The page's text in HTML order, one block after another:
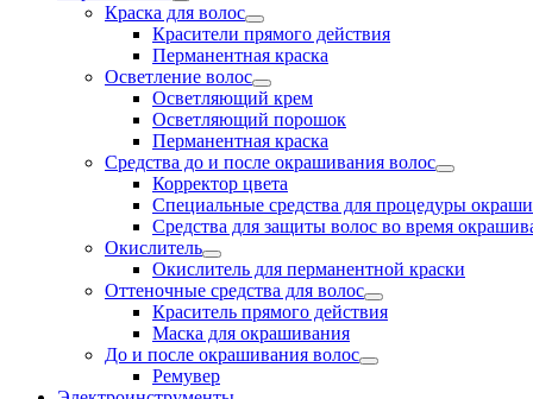
Краска для волос
Красители прямого действия
Перманентная краска
Осветление волос
Осветляющий крем
Осветляющий порошок
Перманентная краска
Средства до и после окрашивания волос
Корректор цвета
Специальные средства для процедуры
Средства для защиты волос во время
Окислитель
Окислитель для перманентной краски
Оттеночные средства для волос
Краситель прямого действия
Маска для окрашивания
До и после окрашивания волос
Ремувер